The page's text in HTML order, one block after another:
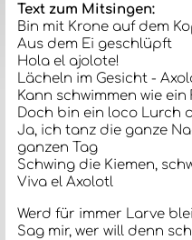
Text zum Mitsingen:
Bin mit Krone auf dem
Aus dem Ei geschlüpft
Hola el ajolote!
Lächeln im Gesicht -
Kann schwimmen wie ein
Doch bin ein loco Lurch
Ja, ich tanz die ganze
ganzen Tag
Schwing die Kiemen,
Viva el Axolotl
Werd für immer Larve
Sag mir, wer will denn